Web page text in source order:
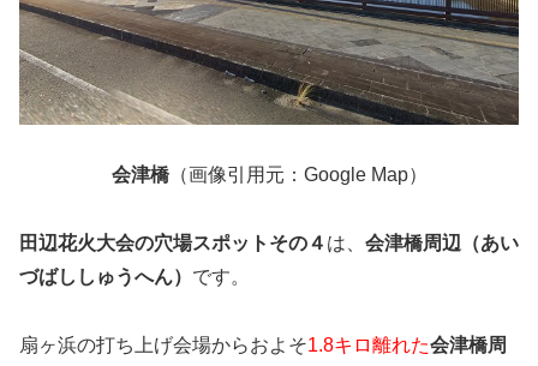
会津橋（画像引用元：Google Map）
田辺花火大会の穴場スポットその４ は、 会津橋周辺（あい
づばししゅうへん） です。
扇ヶ浜の打ち上げ会場からおよそ1.8キロ離れた会津橋周